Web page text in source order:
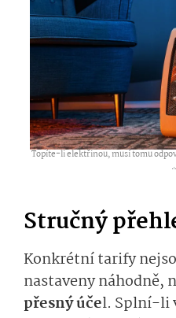
Topíte-li elektřinou, musí tomu
Stručný
Konkrétní tarify
nastaveny náhodně,
přesný účel. Splní-li